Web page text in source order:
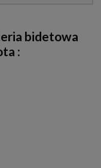
bidetowa
: